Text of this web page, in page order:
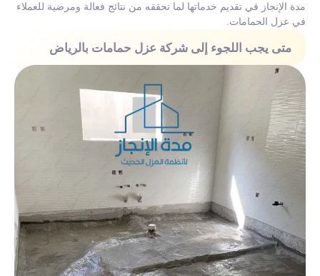
مدة الإنجاز في تقديم خدماتها لما تحققه من نتائج فعالة ومرضية للعملاء
في عزل الحمامات.
متى يجب اللجوء إلى شركة عزل حمامات بالرياض